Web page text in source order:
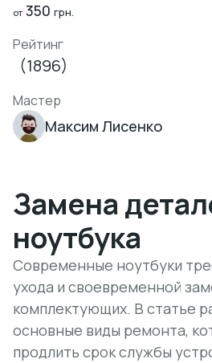
от 350 грн.
Рейтинг
(1896)
Мастер
Максим Лисенко
Замена
ноутбука
Современные ноутбуки
ухода и своевременной
комплектующих. В статье
основные виды ремонта,
продлить срок службы